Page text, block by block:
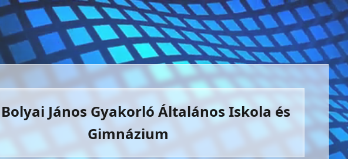
Bolyai János Gyakorló Általános Iskola és
Gimnázium